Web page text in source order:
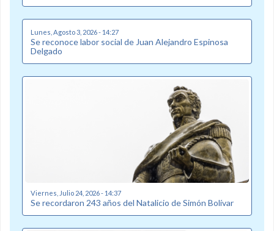
Lunes, Agosto 3, 2026 - 14:27
Se reconoce labor social de Juan Alejandro Espinosa
Delgado
Viernes, Julio 24, 2026 - 14:37
Se recordaron 243 años del Natalicio de Simón Bolívar